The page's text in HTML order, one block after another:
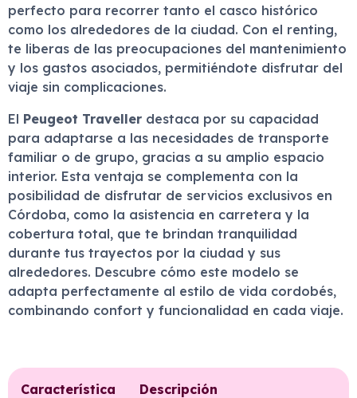
perfecto para recorrer tanto el casco histórico
como los alrededores de la ciudad. Con el renting,
te liberas de las preocupaciones del mantenimiento
y los gastos asociados, permitiéndote disfrutar del
viaje sin complicaciones.
El Peugeot Traveller destaca por su capacidad
para adaptarse a las necesidades de transporte
familiar o de grupo, gracias a su amplio espacio
interior. Esta ventaja se complementa con la
posibilidad de disfrutar de servicios exclusivos en
Córdoba, como la asistencia en carretera y la
cobertura total, que te brindan tranquilidad
durante tus trayectos por la ciudad y sus
alrededores. Descubre cómo este modelo se
adapta perfectamente al estilo de vida cordobés,
combinando confort y funcionalidad en cada viaje.
Característica Descripción